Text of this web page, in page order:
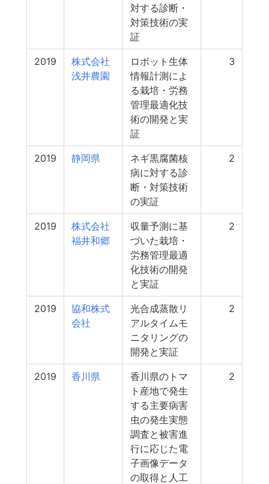
対する診断・
対策技術の実
証
2019
株式会社
浅井農園
ロボット生体
情報計測によ
る栽培・労務
管理最適化技
術の開発と実
証
3
2019 静岡県
ネギ黒腐菌核
病に対する診
断・対策技術
の実証
2
2019
株式会社
福井和郷
収量予測に基
づいた栽培・
労務管理最適
化技術の開発
と実証
2
2019
協和株式
会社
光合成蒸散リ
アルタイムモ
ニタリングの
開発と実証
2
2019 香川県
香川県のトマ
ト産地で発生
する主要病害
虫の発生実態
調査と被害進
行に応じた電
子画像データ
の取得と人工
2